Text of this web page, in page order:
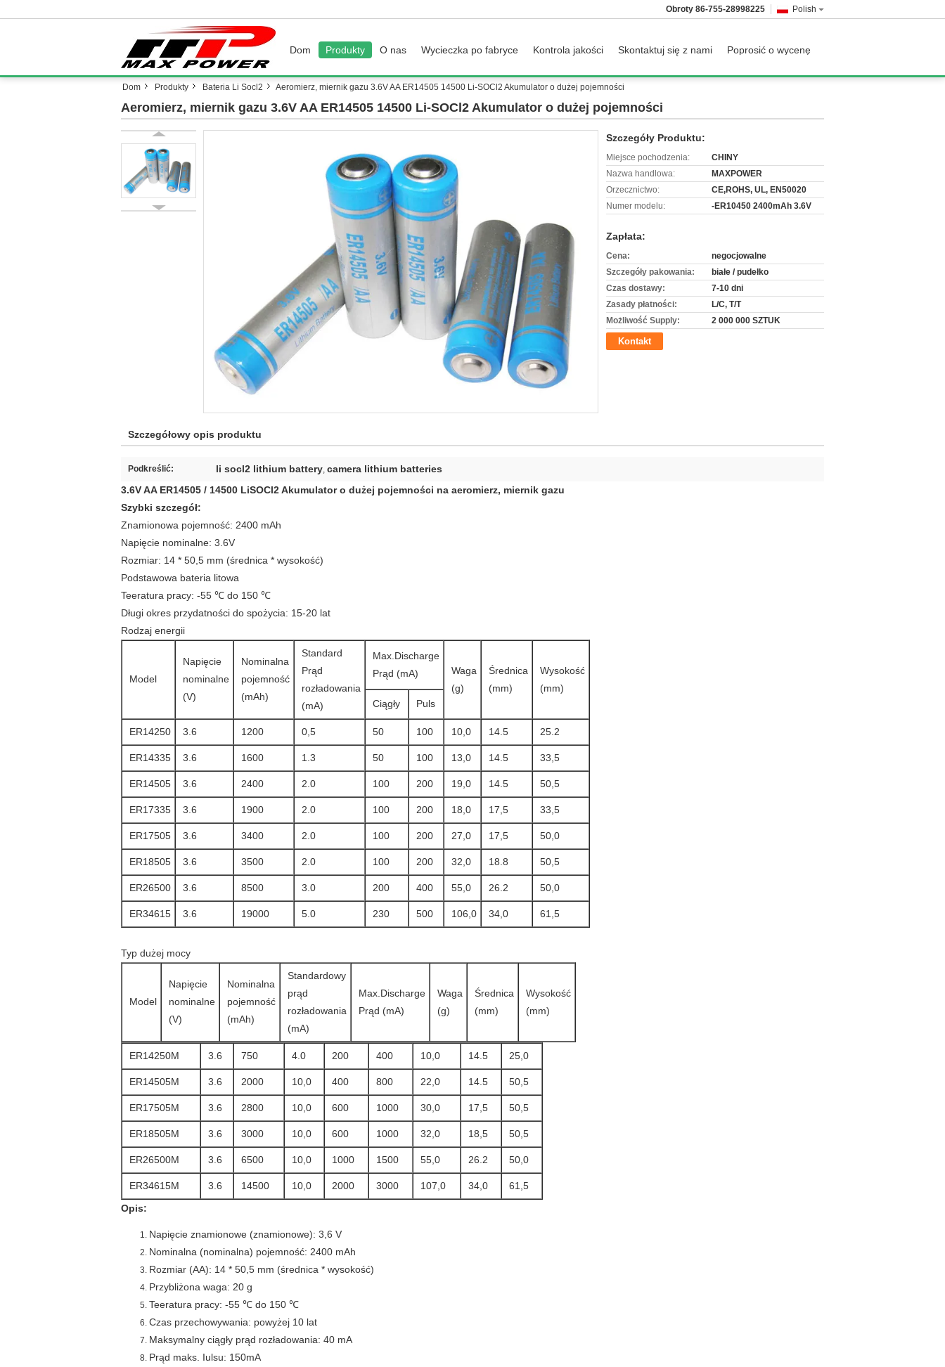
Polish
Obroty 86-755-28998225
Dom Produkty O nas Wycieczka po fabryce Kontrola jakości Skontaktuj się z nami Poprosić o wycenę
Dom Produkty Bateria Li Socl2 Aeromierz, miernik gazu 3.6V AA ER14505 14500 Li-SOCl2 Akumulator o dużej pojemności
Aeromierz, miernik gazu 3.6V AA ER14505 14500 Li-SOCl2 Akumulator o dużej pojemności
Szczegóły Produktu:
Miejsce pochodzenia:
CHINY
Nazwa handlowa:
MAXPOWER
Orzecznictwo:
CE,ROHS, UL, EN50020
Numer modelu:
-ER10450 2400mAh 3.6V
Zapłata:
Cena:
negocjowalne
Szczegóły pakowania:
białe / pudełko
Czas dostawy:
7-10 dni
Zasady płatności:
L/C, T/T
Możliwość Supply:
2 000 000 SZTUK
Kontakt
Szczegółowy opis produktu
Podkreślić: li socl2 lithium battery, camera lithium batteries
3.6V AA ER14505 / 14500 LiSOCl2 Akumulator o dużej pojemności na aeromierz, miernik gazu
Szybki szczegół:
Znamionowa pojemność: 2400 mAh
Napięcie nominalne: 3.6V
Rozmiar: 14 * 50,5 mm (średnica * wysokość)
Podstawowa bateria litowa
Teeratura pracy: -55 ℃ do 150 ℃
Długi okres przydatności do spożycia: 15-20 lat
Rodzaj energii
Model
Napięcie
nominalne
(V)
Nominalna
pojemność
(mAh)
Standard
Prąd
rozładowania
(mA)
Max.Discharge
Prąd (mA)
Waga
(g)
Średnica
(mm)
Wysokość
(mm)
Ciągły
Puls
ER14250 3.6 1200 0,5 50 100 10,0 14.5 25.2
ER14335 3.6 1600 1.3 50 100 13,0 14.5 33,5
ER14505 3.6 2400 2.0 100 200 19,0 14.5 50,5
ER17335 3.6 1900 2.0 100 200 18,0 17,5 33,5
ER17505 3.6 3400 2.0 100 200 27,0 17,5 50,0
ER18505 3.6 3500 2.0 100 200 32,0 18.8 50,5
ER26500 3.6 8500 3.0 200 400 55,0 26.2 50,0
ER34615 3.6 19000 5.0 230 500 106,0 34,0 61,5
Typ dużej mocy
Model
Napięcie
nominalne
(V)
Nominalna
pojemność
(mAh)
Standardowy
prąd
rozładowania
(mA)
Max.Discharge
Prąd (mA)
Waga
(g)
Średnica
(mm)
Wysokość
(mm)
ER14250M 3.6 750 4.0 200 400 10,0 14.5 25,0
ER14505M 3.6 2000 10,0 400 800 22,0 14.5 50,5
ER17505M 3.6 2800 10,0 600 1000 30,0 17,5 50,5
ER18505M 3.6 3000 10,0 600 1000 32,0 18,5 50,5
ER26500M 3.6 6500 10,0 1000 1500 55,0 26.2 50,0
ER34615M 3.6 14500 10,0 2000 3000 107,0 34,0
61,5
Opis:
Napięcie znamionowe (znamionowe): 3,6 V
Nominalna (nominalna) pojemność: 2400 mAh
Rozmiar (AA): 14 * 50,5 mm (średnica * wysokość)
Przybliżona waga: 20 g
Teeratura pracy: -55 ℃ do 150 ℃
Czas przechowywania: powyżej 10 lat
Maksymalny ciągły prąd rozładowania: 40 mA
Prąd maks. Iulsu: 150mA